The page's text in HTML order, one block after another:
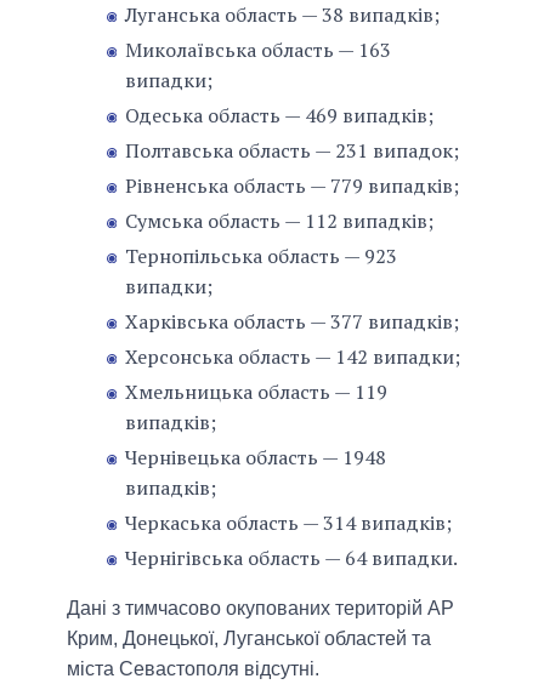
Луганська область — 38 випадків;
Миколаївська область — 163
випадки;
Одеська область — 469 випадків;
Полтавська область — 231 випадок;
Рівненська область — 779 випадків;
Сумська область — 112 випадків;
Тернопільська область — 923
випадки;
Харківська область — 377 випадків;
Херсонська область — 142 випадки;
Хмельницька область — 119
випадків;
Чернівецька область — 1948
випадків;
Черкаська область — 314 випадків;
Чернігівська область — 64 випадки.
Дані з тимчасово окупованих територій АР
Крим, Донецької, Луганської областей та
міста Севастополя відсутні.